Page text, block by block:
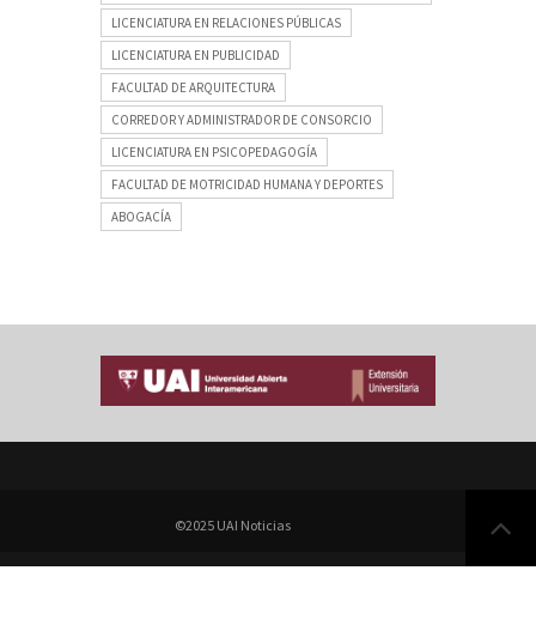
LICENCIATURA EN RELACIONES PÚBLICAS
LICENCIATURA EN PUBLICIDAD
FACULTAD DE ARQUITECTURA
CORREDOR Y ADMINISTRADOR DE CONSORCIO
LICENCIATURA EN PSICOPEDAGOGÍA
FACULTAD DE MOTRICIDAD HUMANA Y DEPORTES
ABOGACÍA
©2025 UAI Noticias